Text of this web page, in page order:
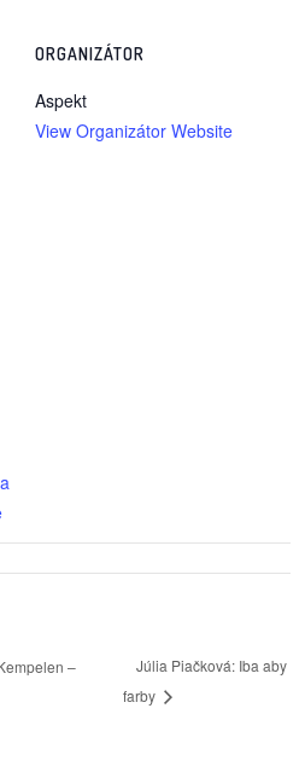
ORGANIZÁTOR
Aspekt
View Organizátor Website
–
Júlia Piačková: Iba aby
farby